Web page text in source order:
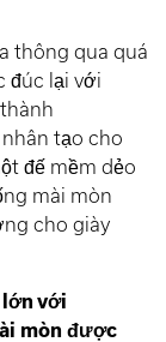
thông qua quá
đúc lại với
tạo cho
đế mềm dẻo
mài mòn
cho giày
với
mòn được